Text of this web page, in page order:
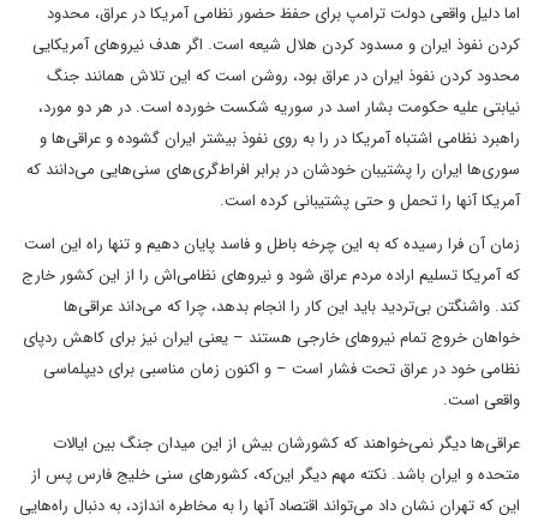
اما دلیل واقعی دولت ترامپ برای حفظ حضور نظامی آمریکا در عراق، محدود
کردن نفوذ ایران و مسدود کردن هلال شیعه است. اگر هدف نیروهای آمریکایی
محدود کردن نفوذ ایران در عراق بود، روشن است که این تلاش همانند جنگ
نیابتی علیه حکومت بشار اسد در سوریه شکست خورده است. در هر دو مورد،
راهبرد نظامی اشتباه آمریکا در را به روی نفوذ بیشتر ایران گشوده و عراقی‌ها و
سوری‌ها ایران را پشتیبان خودشان در برابر افراط‌گری‌های سنی‌هایی می‌دانند که
آمریکا آنها را تحمل و حتی پشتیبانی کرده است.
زمان آن فرا رسیده که به این چرخه‌ باطل و فاسد پایان دهیم و تنها راه این است
که آمریکا تسلیم اراده مردم عراق شود و نیروهای نظامی‌اش را از این کشور خارج
کند. واشنگتن بی‌تردید باید این کار را انجام بدهد، چرا که می‌داند عراقی‌ها
خواهان خروج تمام نیروهای خارجی هستند – یعنی ایران نیز برای کاهش ردپای
نظامی خود در عراق تحت فشار است – و اکنون زمان مناسبی برای دیپلماسی
واقعی است.
عراقی‌ها دیگر نمی‌خواهند که کشورشان بیش از این میدان جنگ بین ایالات
متحده و ایران باشد. نکته مهم دیگر این‌که، کشورهای سنی خلیج فارس پس از
این که تهران نشان داد می‌تواند اقتصاد آنها را به مخاطره اندازد، به دنبال راه‌هایی